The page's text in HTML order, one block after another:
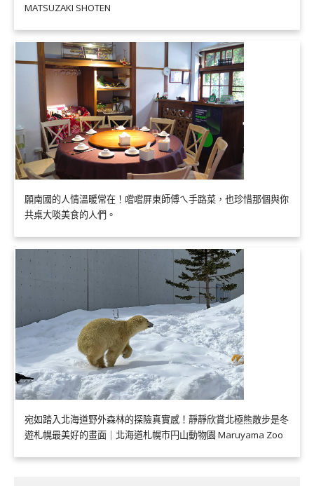
MATSUZAKI SHOTEN
願南國的人情溫暖常在！嚐嚐屏東師傅ㄟ手路菜，也珍惜那個與你
共桌大啖美食的人們。
宛如踏入北海道野外森林的探險真實感！靜靜欣賞北極熊散步是冬
遊札幌最美好的畫面｜北海道札幌市円山動物園 Maruyama Zoo